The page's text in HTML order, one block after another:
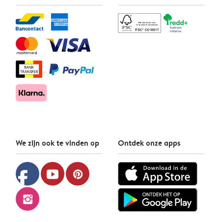
We zijn ook te vinden op
facebook youtube pinterest
instagram
Ontdek onze apps